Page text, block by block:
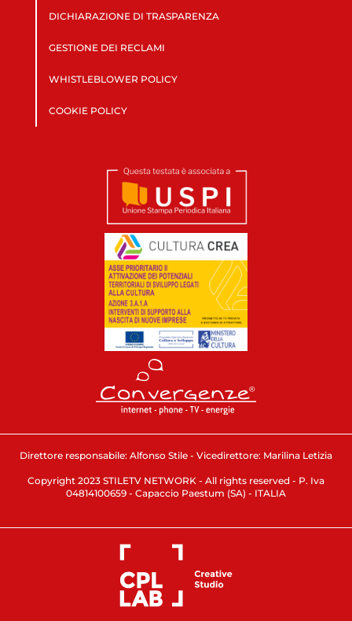
DICHIARAZIONE DI TRASPARENZA
GESTIONE DEI RECLAMI
WHISTLEBLOWER POLICY
COOKIE POLICY
Direttore responsabile: Alfonso Stile - Vicedirettore: Marilina Letizia
Copyright 2023 STILETV NETWORK - All rights reserved - P. Iva
04814100659 - Capaccio Paestum (SA) - ITALIA